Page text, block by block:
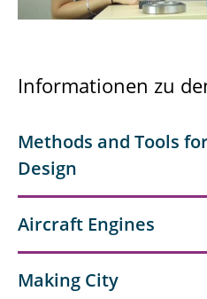
Informationen zu
Methods and Tools
Design
Aircraft Engines
Making City